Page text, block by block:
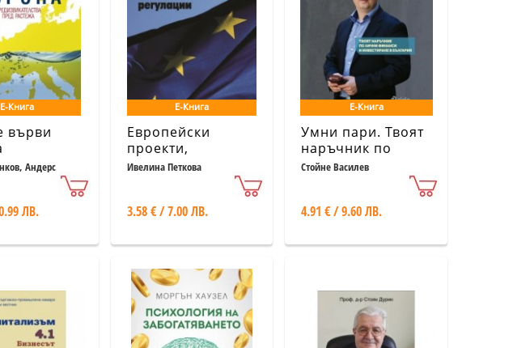
Е-Книга
върви
Андерс
ЛВ.
Е-Книга
Европейски
проекти,
политики и
Ивелина Петкова
3.58 € / 7.00 ЛВ.
Е-Книга
Умни пари. Твоят
наръчник по
лични финанси и
Стойне Василев
4.91 € / 9.60 ЛВ.